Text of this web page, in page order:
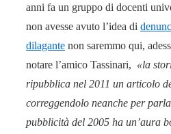
anni fa un gruppo di docenti
non avesse avuto l’idea di
dilagante non saremmo qui,
notare l’amico Tassinari, «la
ripubblica nel 2011 un articolo
correggendolo neanche per
pubblicità del 2005 ha un’aura